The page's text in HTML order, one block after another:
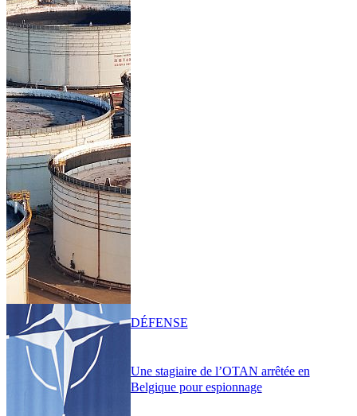
Une stagiaire de l’OTAN arrêtée en
Belgique pour espionnage
DÉFENSE